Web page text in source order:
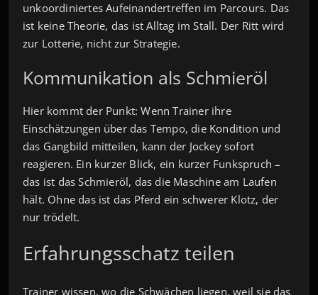
unkoordiniertes Aufeinandertreffen im Parcours. Das
ist keine Theorie, das ist Alltag im Stall. Der Ritt wird
zur Lotterie, nicht zur Strategie.
Kommunikation als Schmieröl
Hier kommt der Punkt: Wenn Trainer ihre
Einschätzungen über das Tempo, die Kondition und
das Gangbild mitteilen, kann der Jockey sofort
reagieren. Ein kurzer Blick, ein kurzer Funkspruch –
das ist das Schmieröl, das die Maschine am Laufen
hält. Ohne das ist das Pferd ein schwerer Klotz, der
nur trödelt.
Erfahrungsschatz teilen
Trainer wissen, wo die Schwächen liegen, weil sie das